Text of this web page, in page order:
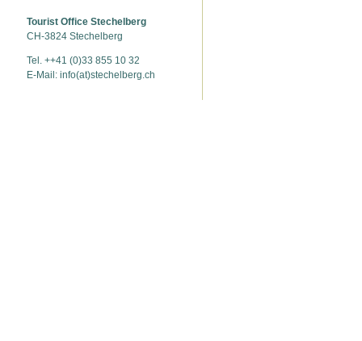
Tourist Office Stechelberg
CH-3824 Stechelberg
Tel. ++41 (0)33 855 10 32
E-Mail: info(at)stechelberg.ch